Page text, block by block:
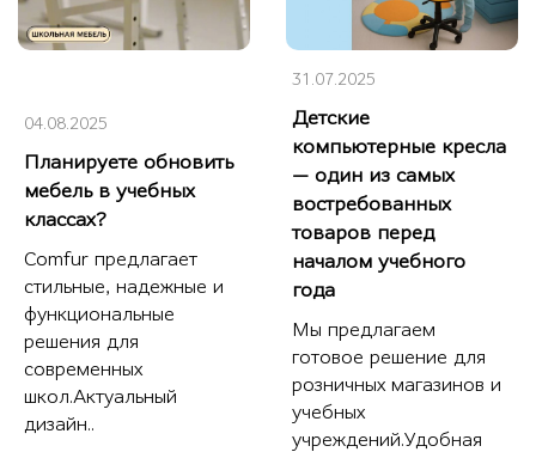
04.08.2025
Планируете обновить
мебель в учебных
классах?
Comfur предлагает
стильные, надежные и
функциональные
решения для
современных
школ.Актуальный
дизайн..
31.07.2025
Детские
компьютерные кресла
— один из самых
востребованных
товаров перед
началом учебного
года
Мы предлагаем
готовое решение для
розничных магазинов и
учебных
учреждений.Удобная